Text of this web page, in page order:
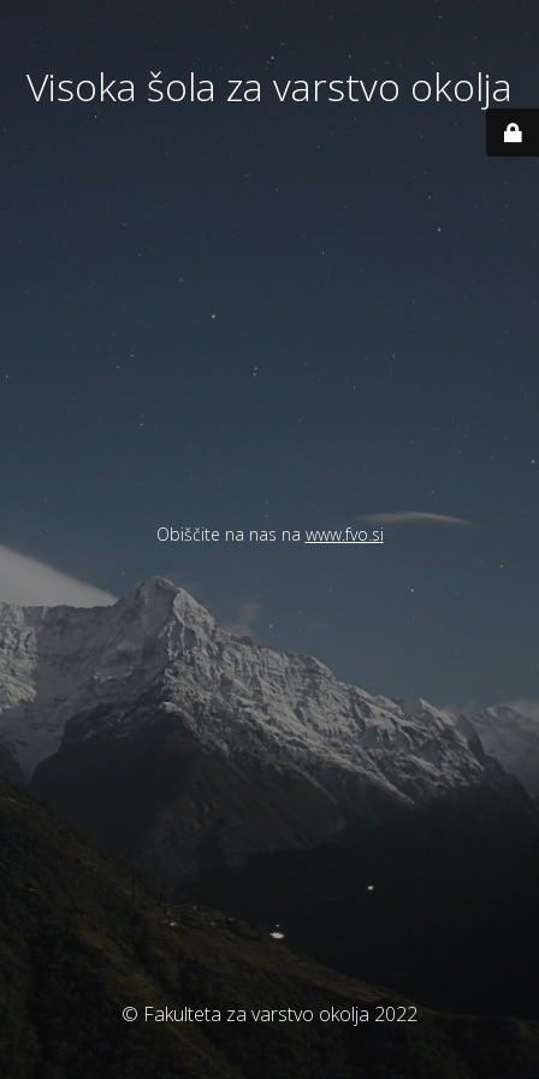
Visoka šola za varstvo okolja
Obiščite na nas na www.fvo.si
© Fakulteta za varstvo okolja 2022